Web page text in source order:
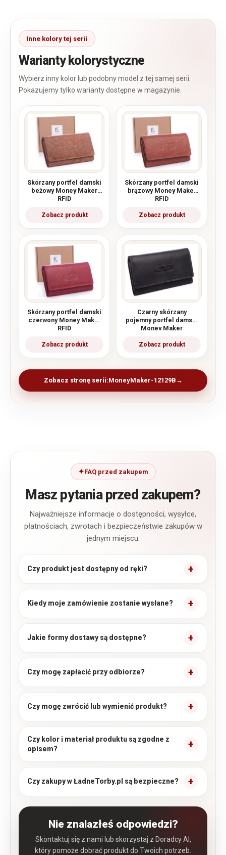
Warianty kolorystyczne
Skórzany portfel damski
beżowy Money Maker
RFID
Skórzany portfel damski
brązowy Money Maker
RFID
Skórzany portfel damski
czerwony Money Maker
RFID
Czarny skórzany
pojemny portfel damski
Money Maker
Zobacz stronę serii:MoneyMaker-12129B
FAQ przed zakupem
Masz pytania przed zakupem?
Najważniejsze informacje o dostępności, wysyłce,
płatnościach, zwrotach i bezpieczeństwie zakupów w
jednym miejscu.
Czy produkt jest dostępny od ręki?
Kiedy moje zamówienie zostanie wysłane?
Jakie formy dostawy są dostępne?
Czy mogę zapłacić przy odbiorze?
Czy mogę zwrócić lub wymienić produkt?
Czy kolor i materiał produktu są zgodne z
opisem?
Czy zakupy w ŁadneTorby.pl są bezpieczne?
Nie znalazłeś odpowiedzi?
Skontaktuj się z nami lub skorzystaj z Doradcy AI,
który pomoże dobrać produkt do Twoich potrzeb.